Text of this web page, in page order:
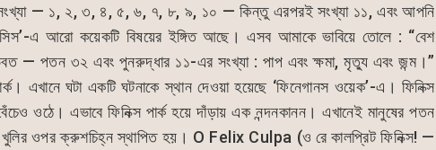
সংখ্যা — ১, ২, ৩, ৪, ৫, ৬, ৭, ৮, ৯, ১০ — কিন্তু এরপরই সংখ্যা ১১, এবং আপনি
এ আরো কয়েকটি বিষয়ের ইঙ্গিত আছে। এসব আমাকে ভাবিয়ে তোলে : “বেশ
— পতন ৩২ এবং পুনরুদ্ধার ১১-এর সংখ্যা : পাপ এবং ক্ষমা, মৃত্যু এবং জন্ম।”
এখানে ঘটা একটি ঘটনাকে স্থান দেওয়া হয়েছে ‘ফিনেগানস ওয়েক’-এ। ফিনিক্স
ওঠে। এভাবে ফিনিক্স পার্ক হয়ে দাঁড়ায় এক নন্দনকানন। এখানেই মানুষের পতন
খুলির ওপর ক্রুশচিহ্ন স্থাপিত হয়। O Felix Culpa (ও রে কালপ্রিট ফিনিক্স! —